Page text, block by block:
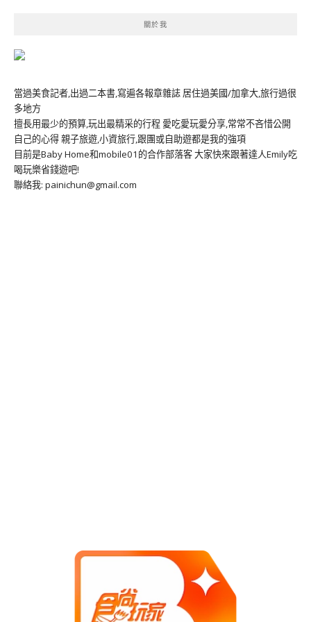
關於我
當過美食記者,出過二本書,寫遍各報章雜誌 居住過美國/加拿大,旅行過很
多地方
擅長用最少的預算,玩出最精采的行程 愛吃愛玩愛分享,常常不吝惜公開
自己的心得 親子旅遊,小資旅行,跟團或自助遊都是我的強項
目前是Baby Home和mobile01的合作部落客 大家快來跟著達人Emily吃
喝玩樂省錢遊吧!
聯絡我: painichun@gmail.com